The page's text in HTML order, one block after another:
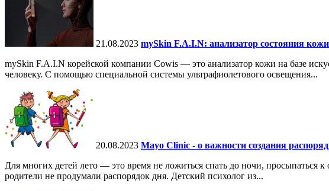
21.08.2023 mySkin F.A.I.N: анализатор состояния
mySkin F.A.I.N корейской компании Cowis — это анализатор кожи на базе
человеку. С помощью специальной системы ультрафиолетового освещения...
20.08.2023 Mayo Clinic - о важности создания
Для многих детей лето — это время не ложиться спать до ночи, просыпаться
родители не продумали распорядок дня. Детский психолог из...